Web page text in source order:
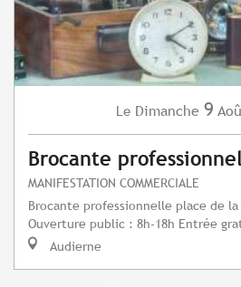
Le Dimanche 9
Brocante
MANIFESTATION COMMERCIALE
Brocante professionnelle place de
Ouverture public : 8h-18h Entrée
Audierne